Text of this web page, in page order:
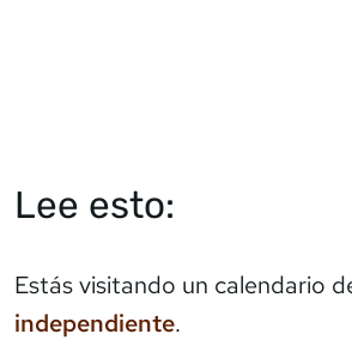
Lee esto:
Estás visitando un calendario
independiente.